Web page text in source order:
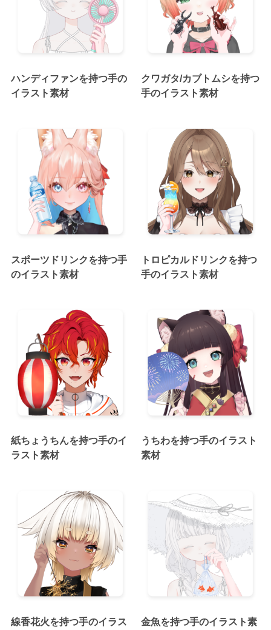
ハンディファンを持つ手の
イラスト素材
クワガタ/カブトムシを持つ
手のイラスト素材
スポーツドリンクを持つ手
のイラスト素材
トロピカルドリンクを持つ
手のイラスト素材
紙ちょうちんを持つ手のイ
ラスト素材
うちわを持つ手のイラスト
素材
線香花火を持つ手のイラス
金魚を持つ手のイラスト素